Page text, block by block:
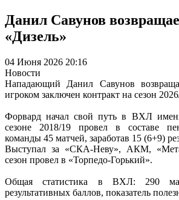
Данил Савунов
«Дизель»
04 Июня 2026 20:16
Новости
Нападающий Данил Савунов
игроком заключен контракт на сезон
Форвард начал свой путь в ВХЛ
сезоне 2018/19 провел в составе
команды 45 матчей, заработав 15 (6+9)
Выступал за «СКА-Неву», АКМ,
сезон провел в «Торпедо-Горький».
Общая статистика в ВХЛ: 290
результативных баллов, показатель